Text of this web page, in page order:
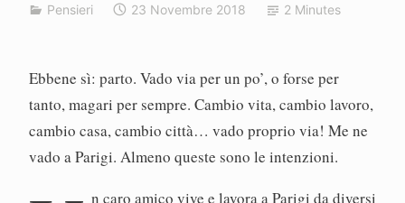
a
o
Pensieri 23 Novembre 2018 2 Minutes
Ebbene sì: parto. Vado via per un po’, o forse per
tanto, magari per sempre. Cambio vita, cambio lavoro,
cambio casa, cambio città… vado proprio via! Me ne
vado a Parigi. Almeno queste sono le intenzioni.
n caro amico vive e lavora a Parigi da diversi